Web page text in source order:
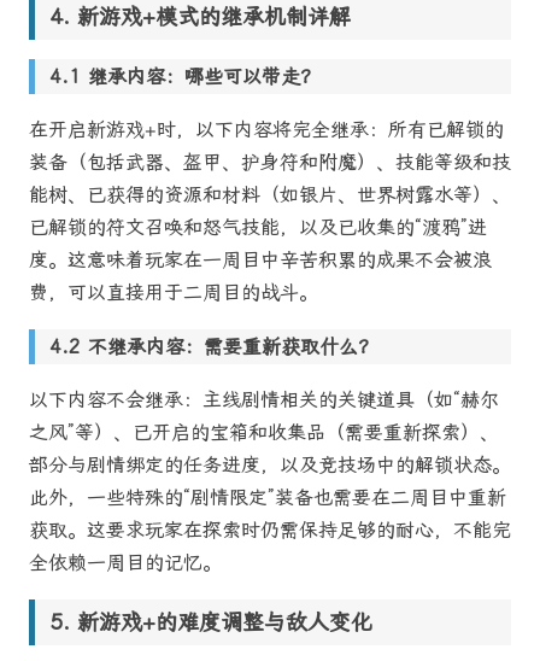
新游戏+模式的继承机制详解
继承内容：哪些可以带走？
在开启新游戏+时，以下内容将完全继承：所有已解锁的
装备（包括武器、盔甲、护身符和附魔）、技能等级和技
能树、已获得的资源和材料（如银片、世界树露水等）、
已解锁的符文召唤和怒气技能，以及已收集的“渡鸦”进
度。这意味着玩家在一周目中辛苦积累的成果不会被浪
费，可以直接用于二周目的战斗。
不继承内容：需要重新获取什么？
以下内容不会继承：主线剧情相关的关键道具（如“赫尔
之风”等）、已开启的宝箱和收集品（需要重新探索）、
部分与剧情绑定的任务进度，以及竞技场中的解锁状态。
此外，一些特殊的“剧情限定”装备也需要在二周目中重新
获取。这要求玩家在探索时仍需保持足够的耐心，不能完
全依赖一周目的记忆。
新游戏+的难度调整与敌人变化